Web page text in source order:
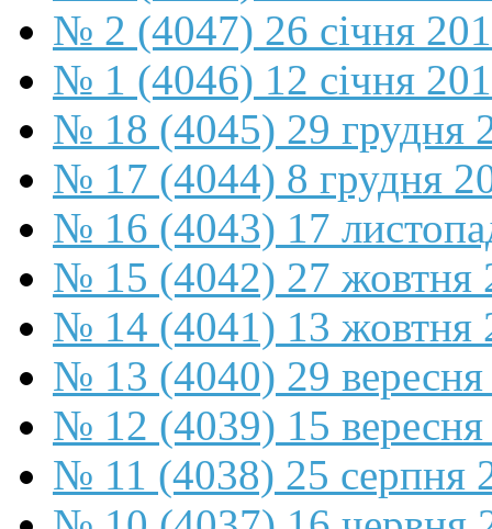
№ 2 (4047) 26 січня
№ 1 (4046) 12 січня
№ 18 (4045) 29 грудня
№ 17 (4044) 8 грудня
№ 16 (4043) 17
№ 15 (4042) 27 жовтня
№ 14 (4041) 13 жовтня
№ 13 (4040) 29
№ 12 (4039) 15
№ 11 (4038) 25 серпня